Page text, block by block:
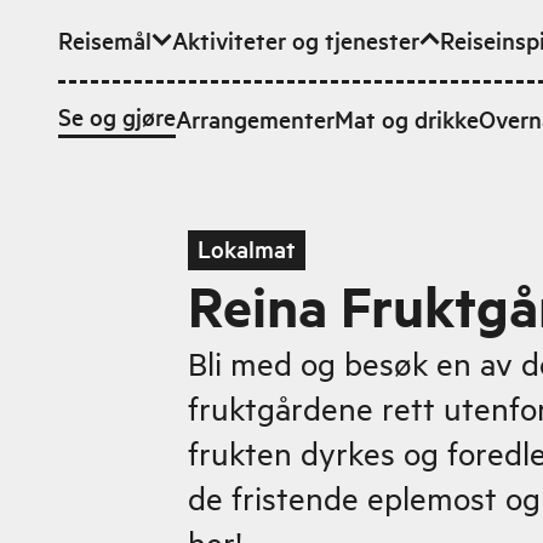
Hopp til hovedinnhold
Reisemål Aktiviteter og tjenester
Se og gjøreArrangementerMat og drikke
Lokalmat
Reina
Bli med og besøk en av
fruktgårdene rett
frukten dyrkes og
de fristende eplemost